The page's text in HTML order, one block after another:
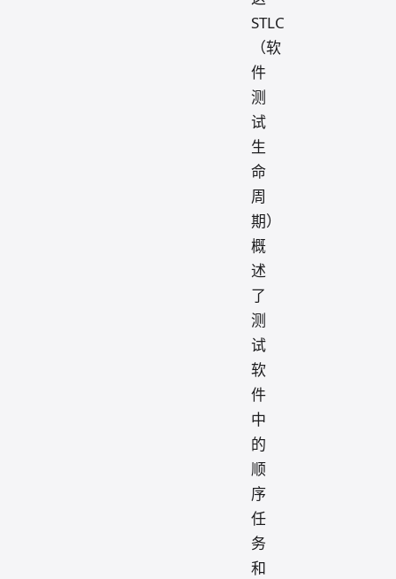
STLC
（软
件
测
试
生
命
周
期）
概
述
了
测
试
软
件
中
的
顺
序
任
务
和